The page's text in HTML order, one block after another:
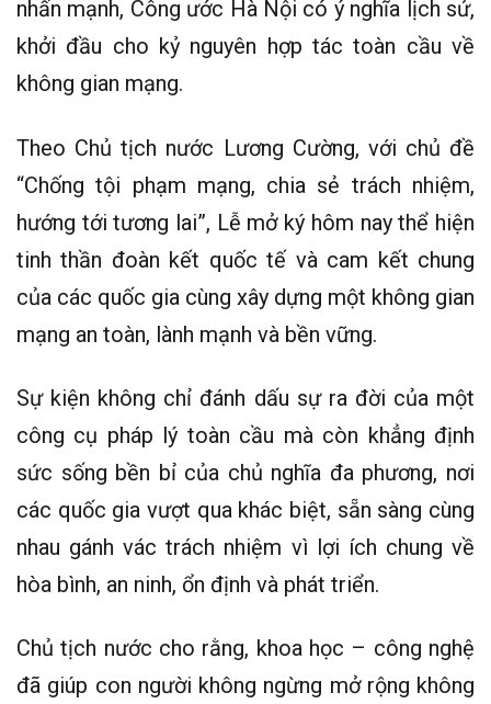
nhấn mạnh, Công ước Hà Nội có ý nghĩa lịch sử,
khởi đầu cho kỷ nguyên hợp tác toàn cầu về
không gian mạng.
Theo Chủ tịch nước Lương Cường, với chủ đề
“Chống tội phạm mạng, chia sẻ trách nhiệm,
hướng tới tương lai”, Lễ mở ký hôm nay thể hiện
tinh thần đoàn kết quốc tế và cam kết chung
của các quốc gia cùng xây dựng một không gian
mạng an toàn, lành mạnh và bền vững.
Sự kiện không chỉ đánh dấu sự ra đời của một
công cụ pháp lý toàn cầu mà còn khẳng định
sức sống bền bỉ của chủ nghĩa đa phương, nơi
các quốc gia vượt qua khác biệt, sẵn sàng cùng
nhau gánh vác trách nhiệm vì lợi ích chung về
hòa bình, an ninh, ổn định và phát triển.
Chủ tịch nước cho rằng, khoa học – công nghệ
đã giúp con người không ngừng mở rộng không